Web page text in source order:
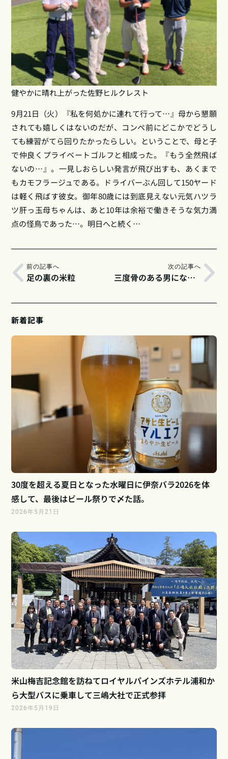
健やかに晴れ上がった佐野ヒルクレスト
9月21日（火）『私を何処かに連れて行って…』母から懇願
されても嬉しくはないのだが、コンペ前にどこかでどうし
ても練習がてら回りたかったらしい。ということで、母と子
で仲良くプライベートゴルフと相成った。『もう全然飛ば
ないの…』。一見しおらしい発言が飛び出すも、あくまで
もカモフラージュである。ドライバーぶん回して150ヤード
は軽く飛ばす彼女。御年80歳には到底見えない元気ハツラ
ツ肝っ玉母ちゃんは、あと10年は余裕で働きそうな気力満
点の怪鳥であった…。明日へと続く…
前の記事へ
足の裏の米粒
次の記事へ
三度骨のある男になりました
新着記事
30度を超える夏日となった水曜日に伊奈バラ2026を体
感して、最後はビール祭りで〆た話。
2026年5月21日
米山梅吉記念館を訪ねてロイヤルパインズホテル浦和か
ら大型バスに乗車して三嶋大社で正式参拝
2026年5月19日